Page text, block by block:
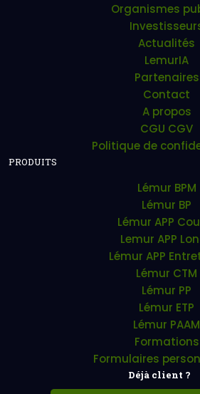
Organismes
Actualités
LemurIA
Partenaires
Contact
A propos
CGU CGV
Politique de
PRODUITS
Lémur BPM
Lémur BP
Lémur APP
Lemur APP
Lémur APP
Lémur CTM
Lémur PP
Lémur ETP
Lémur PAAM
Formations
Formulaires
Déjà client ?